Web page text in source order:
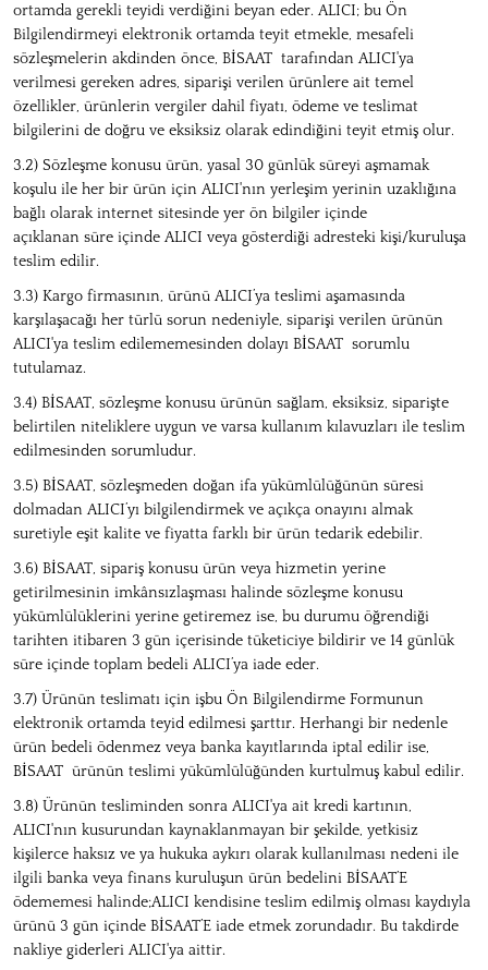
ortamda gerekli teyidi verdiğini beyan eder. ALICI; bu Ön
Bilgilendirmeyi elektronik ortamda teyit etmekle, mesafeli
sözleşmelerin akdinden önce, BİSAAT tarafından ALICI'ya
verilmesi gereken adres, siparişi verilen ürünlere ait temel
özellikler, ürünlerin vergiler dahil fiyatı, ödeme ve teslimat
bilgilerini de doğru ve eksiksiz olarak edindiğini teyit etmiş olur.
3.2) Sözleşme konusu ürün, yasal 30 günlük süreyi aşmamak
koşulu ile her bir ürün için ALICI'nın yerleşim yerinin uzaklığına
bağlı olarak internet sitesinde yer ön bilgiler içinde
açıklanan süre içinde ALICI veya gösterdiği adresteki kişi/kuruluşa
teslim edilir.
3.3) Kargo firmasının, ürünü ALICI’ya teslimi aşamasında
karşılaşacağı her türlü sorun nedeniyle, siparişi verilen ürünün
ALICI'ya teslim edilememesinden dolayı BİSAAT sorumlu
tutulamaz.
3.4) BİSAAT, sözleşme konusu ürünün sağlam, eksiksiz, siparişte
belirtilen niteliklere uygun ve varsa kullanım kılavuzları ile teslim
edilmesinden sorumludur.
3.5) BİSAAT, sözleşmeden doğan ifa yükümlülüğünün süresi
dolmadan ALICI’yı bilgilendirmek ve açıkça onayını almak
suretiyle eşit kalite ve fiyatta farklı bir ürün tedarik edebilir.
3.6) BİSAAT, sipariş konusu ürün veya hizmetin yerine
getirilmesinin imkânsızlaşması halinde sözleşme konusu
yükümlülüklerini yerine getiremez ise, bu durumu öğrendiği
tarihten itibaren 3 gün içerisinde tüketiciye bildirir ve 14 günlük
süre içinde toplam bedeli ALICI’ya iade eder.
3.7) Ürünün teslimatı için işbu Ön Bilgilendirme Formunun
elektronik ortamda teyid edilmesi şarttır. Herhangi bir nedenle
ürün bedeli ödenmez veya banka kayıtlarında iptal edilir ise,
BİSAAT ürünün teslimi yükümlülüğünden kurtulmuş kabul edilir.
3.8) Ürünün tesliminden sonra ALICI'ya ait kredi kartının,
ALICI'nın kusurundan kaynaklanmayan bir şekilde, yetkisiz
kişilerce haksız ve ya hukuka aykırı olarak kullanılması nedeni ile
ilgili banka veya finans kuruluşun ürün bedelini BİSAAT’E
ödememesi halinde;ALICI kendisine teslim edilmiş olması kaydıyla
ürünü 3 gün içinde BİSAAT’E iade etmek zorundadır. Bu takdirde
nakliye giderleri ALICI'ya aittir.